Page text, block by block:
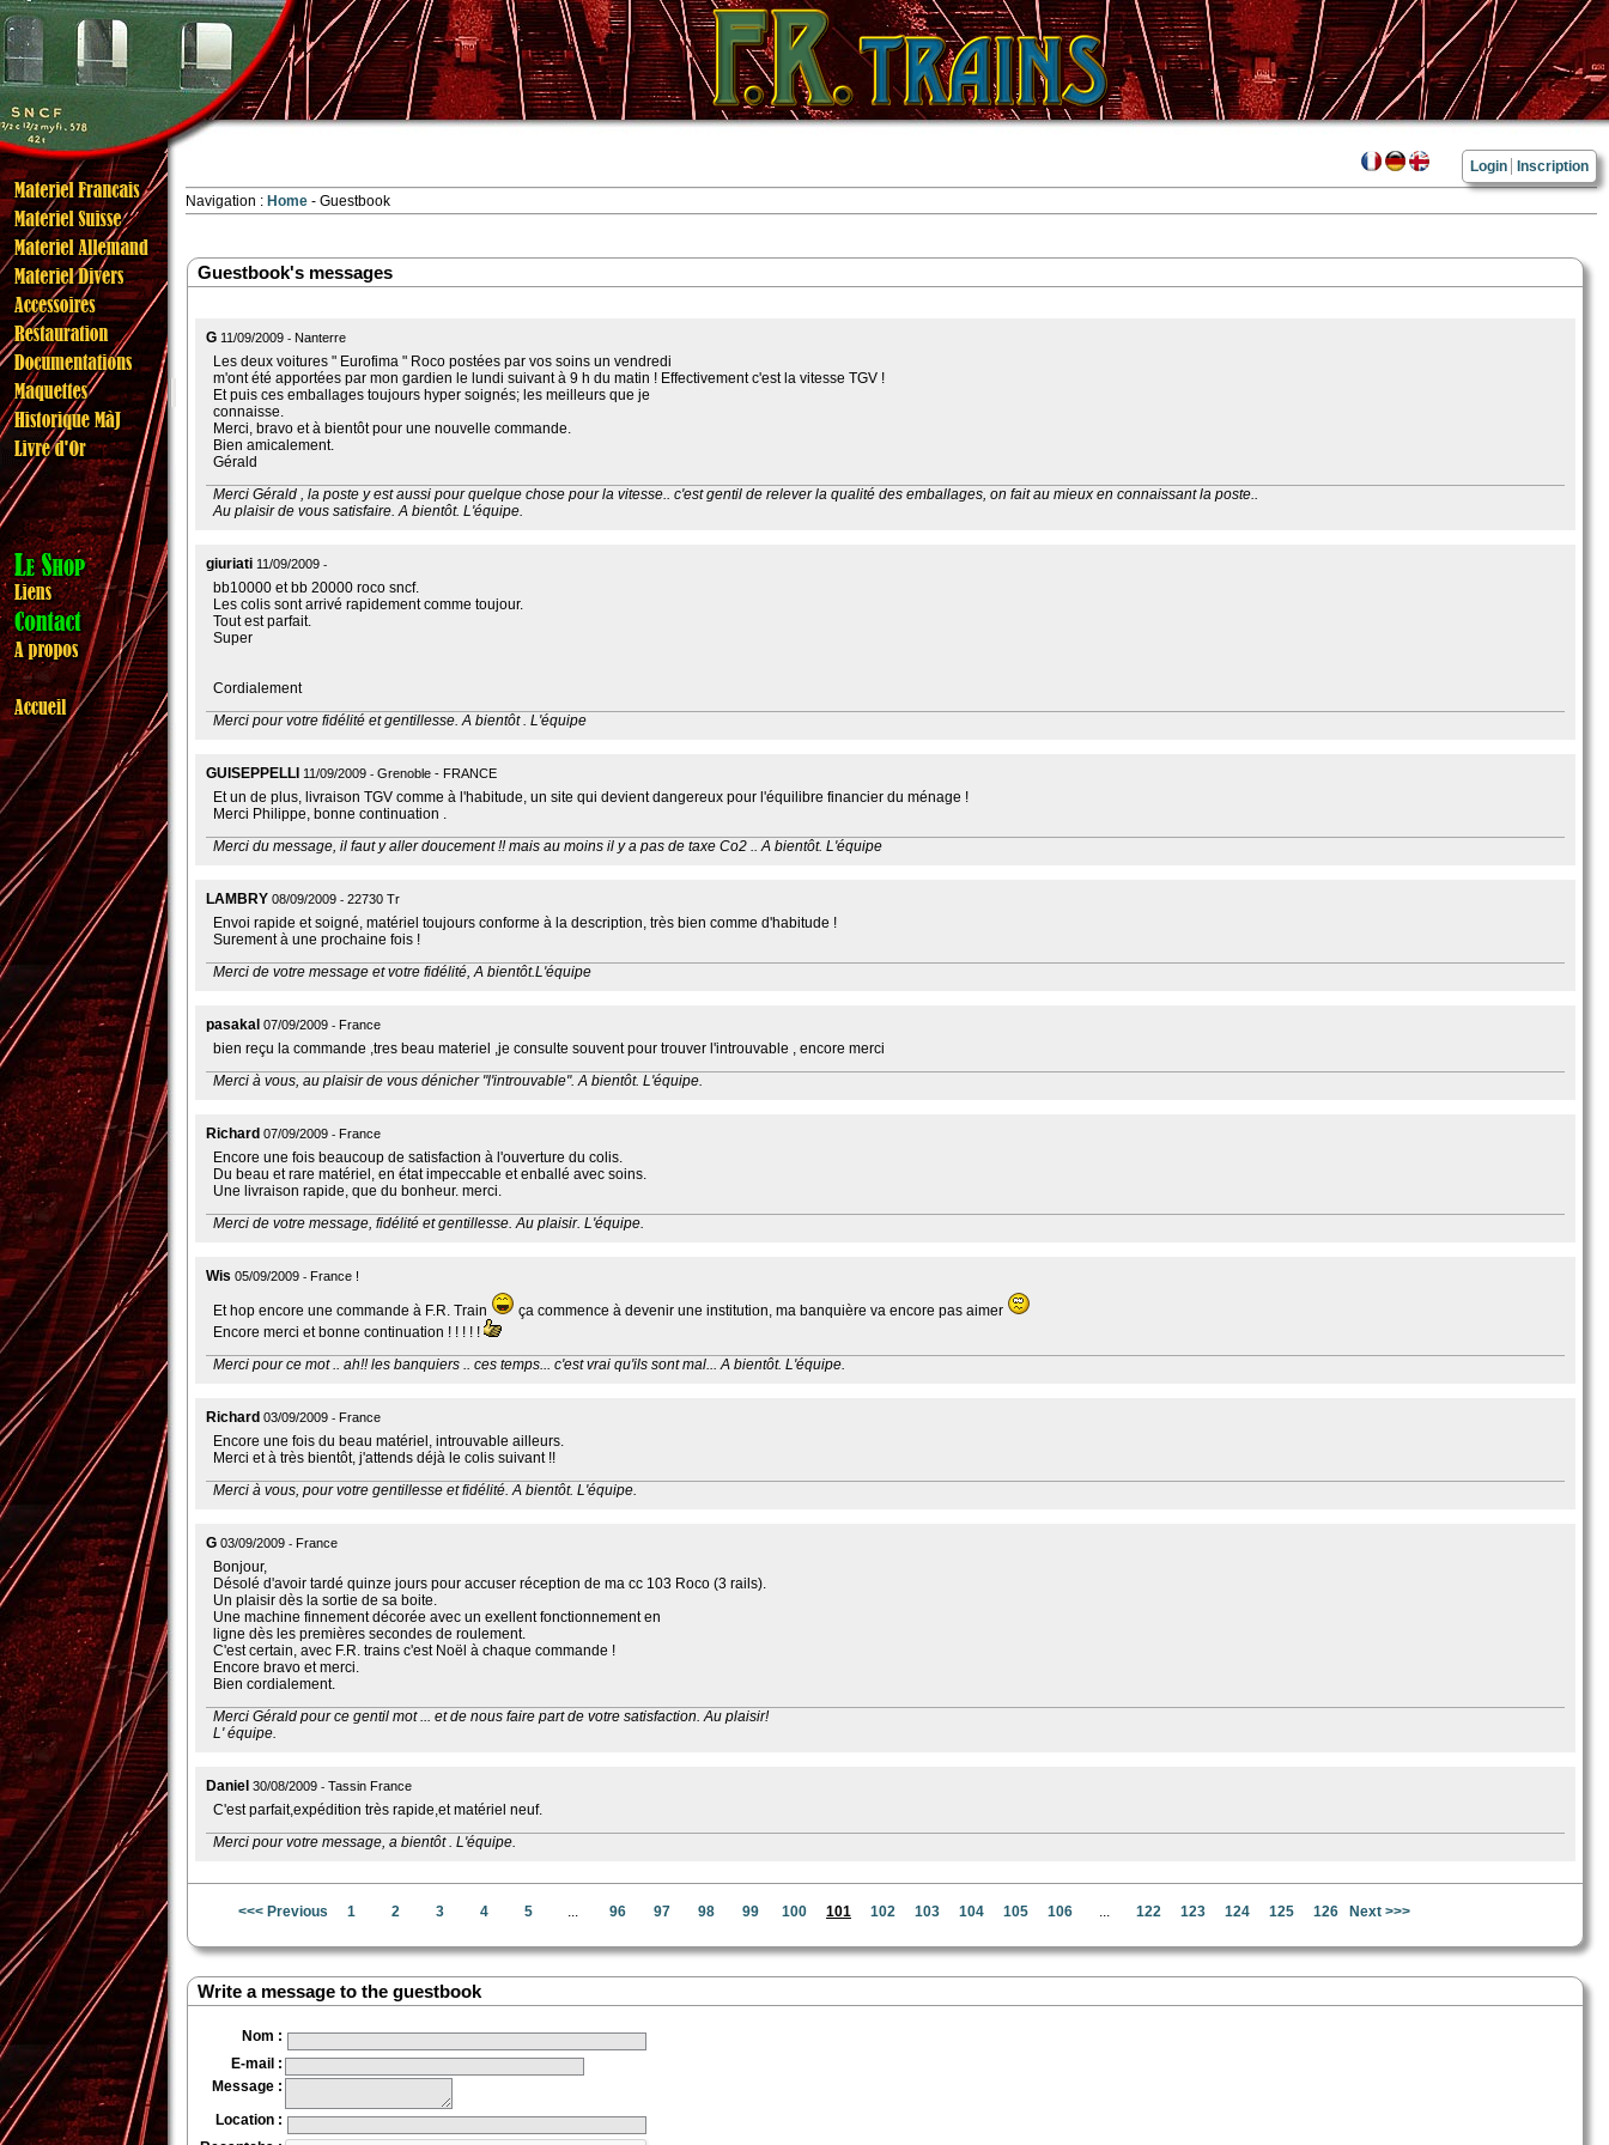
Login Inscription
Navigation : Home Guestbook
Guestbook's messages
G 11/09/2009 Nanterre
Les deux voitures " Eurofima " Roco postées par vos soins un vendredi
m'ont été apportées par mon gardien le lundi suivant à 9 h du matin ! Effectivement c'est la vitesse TGV !
Et puis ces emballages toujours hyper soignés; les meilleurs que je
connaisse.
Merci, bravo et à bientôt pour une nouvelle commande.
Bien amicalement.
Gérald
Merci Gérald , la poste y est aussi pour quelque chose pour la vitesse.. c'est gentil de relever la qualité des emballages, on fait au mieux en connaissant la poste..
Au plaisir de vous satisfaire. A bientôt. L'équipe.
giuriati 11/09/2009
bb10000 et bb 20000 roco sncf.
Les colis sont arrivé rapidement comme toujour.
Tout est parfait.
Super
Cordialement
Merci pour votre fidélité et gentillesse. A bientôt . L'équipe
GUISEPPELLI 11/09/2009 Grenoble - FRANCE
Et un de plus, livraison TGV comme à l'habitude, un site qui devient dangereux pour l'équilibre financier du ménage !
Merci Philippe, bonne continuation .
Merci du message, il faut y aller doucement !! mais au moins il y a pas de taxe Co2 .. A bientôt. L'équipe
LAMBRY 08/09/2009 22730 Tr
Envoi rapide et soigné, matériel toujours conforme à la description, très bien comme d'habitude !
Surement à une prochaine fois !
Merci de votre message et votre fidélité, A bientôt.L'équipe
pasakal 07/09/2009 France
bien reçu la commande ,tres beau materiel ,je consulte souvent pour trouver l'introuvable , encore merci
Merci à vous, au plaisir de vous dénicher "l'introuvable". A bientôt. L'équipe.
Richard 07/09/2009 France
Encore une fois beaucoup de satisfaction à l'ouverture du colis.
Du beau et rare matériel, en état impeccable et enballé avec soins.
Une livraison rapide, que du bonheur. merci.
Merci de votre message, fidélité et gentillesse. Au plaisir. L'équipe.
Wis 05/09/2009 France !
Et hop encore une commande à F.R. Train
ça commence à devenir une institution, ma banquière va encore pas aimer
Encore merci et bonne continuation ! ! ! ! !
Merci pour ce mot .. ah!! les banquiers .. ces temps... c'est vrai qu'ils sont mal... A bientôt. L'équipe.
Richard 03/09/2009 France
Encore une fois du beau matériel, introuvable ailleurs.
Merci et à très bientôt, j'attends déjà le colis suivant !!
Merci à vous, pour votre gentillesse et fidélité. A bientôt. L'équipe.
G 03/09/2009 France
Bonjour,
Désolé d'avoir tardé quinze jours pour accuser réception de ma cc 103 Roco (3 rails).
Un plaisir dès la sortie de sa boite.
Une machine finnement décorée avec un exellent fonctionnement en
ligne dès les premières secondes de roulement.
C'est certain, avec F.R. trains c'est Noël à chaque commande !
Encore bravo et merci.
Bien cordialement.
Merci Gérald pour ce gentil mot ... et de nous faire part de votre satisfaction. Au plaisir!
Daniel 30/08/2009 Tassin France
C'est parfait,expédition très rapide,et matériel neuf.
Merci pour votre message, a bientôt . L'équipe.
<<< Previous 1 2 3 4 5 ... 96 97 98 99 100 101 102 103 104 105 106 ... 122 123 124 125 126 Next >>>
Write a message to the guestbook
Nom :
E-mail :
Message :
Location :